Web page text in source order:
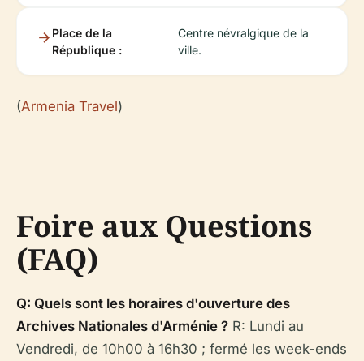
Place de la
République :
Centre névralgique de la
ville.
(Armenia Travel)
Foire aux Questions
(FAQ)
Q: Quels sont les horaires d'ouverture des
Archives Nationales d'Arménie ? R: Lundi au
Vendredi, de 10h00 à 16h30 ; fermé les week-ends